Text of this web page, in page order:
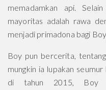
memadamkan api.
mayoritas adalah rawa
menjadi primadona bagi
Boy pun bercerita,
mungkin ia lupakan
di tahun 2015, Boy